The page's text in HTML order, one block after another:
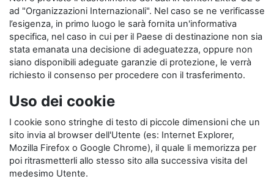
ad "Organizzazioni Internazionali". Nel caso se ne verificasse
l’esigenza, in primo luogo le sarà fornita un'informativa
specifica, nel caso in cui per il Paese di destinazione non sia
stata emanata una decisione di adeguatezza, oppure non
siano disponibili adeguate garanzie di protezione, le verrà
richiesto il consenso per procedere con il trasferimento.
Uso dei cookie
I cookie sono stringhe di testo di piccole dimensioni che un
sito invia al browser dell'Utente (es: Internet Explorer,
Mozilla Firefox o Google Chrome), il quale li memorizza per
poi ritrasmetterli allo stesso sito alla successiva visita del
medesimo Utente.